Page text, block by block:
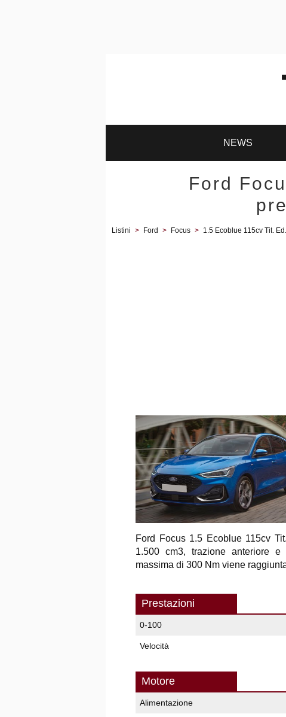
NEWS
Ford
Listini > Ford > Focus > 1.5 Ecoblue 115cv Tit.
Ford Focus 1.5 Ecoblue 115cv
1.500 cm3, trazione anteriore
massima di 300 Nm viene
Prestazioni
0-100
Velocità
Motore
Alimentazione